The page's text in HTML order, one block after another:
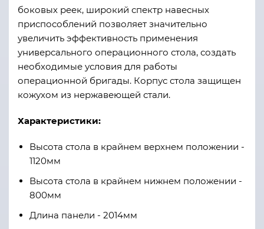
боковых реек, широкий спектр навесных
приспособлений позволяет значительно
увеличить эффективность применения
универсального операционного стола, создать
необходимые условия для работы
операционной бригады. Корпус стола защищен
кожухом из нержавеющей стали.
Характеристики:
Высота стола в крайнем верхнем положении -
1120мм
Высота стола в крайнем нижнем положении -
800мм
Длина панели - 2014мм